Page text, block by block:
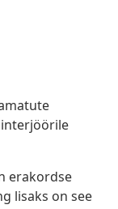
erakordse
lisaks on see